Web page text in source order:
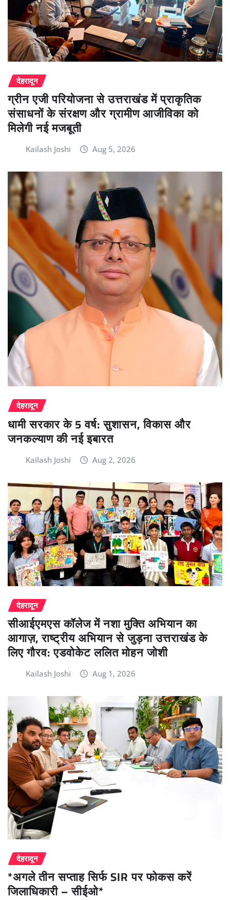
देहरादून
ग्रीन एजी परियोजना से उत्तराखंड में प्राकृतिक
संसाधनों के संरक्षण और ग्रामीण आजीविका को
मिलेगी नई मजबूती
Kailash Joshi Aug 5, 2026
देहरादून
धामी सरकार के 5 वर्ष: सुशासन, विकास और
जनकल्याण की नई इबारत
Kailash Joshi Aug 2, 2026
देहरादून
सीआईएमएस कॉलेज में नशा मुक्ति अभियान का
आगाज़, राष्ट्रीय अभियान से जुड़ना उत्तराखंड के
लिए गौरव: एडवोकेट ललित मोहन जोशी
Kailash Joshi Aug 1, 2026
देहरादून
*अगले तीन सप्ताह सिर्फ SIR पर फोकस करें
जिलाधिकारी – सीईओ*